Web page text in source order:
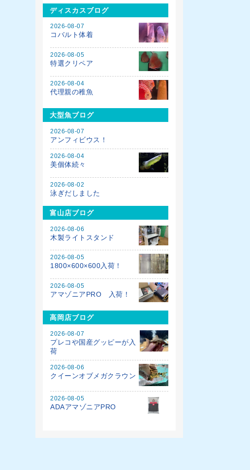
ディスカスブログ
2026-08-07
コバルト体着
2026-08-05
特選クリペア
2026-08-04
代理親の稚魚
大型魚ブログ
2026-08-07
アンフィビウス！
2026-08-04
美個体続々
2026-08-02
泳ぎだしました
富山店ブログ
2026-08-06
木製ライトスタンド
2026-08-05
1800×600×600入荷！
2026-08-05
アマゾニアPRO 入荷！
高岡店ブログ
2026-08-07
プレコや国産グッピーが入
荷
2026-08-06
クイーンオブメガクラウン
2026-08-05
ADAアマゾニアPRO